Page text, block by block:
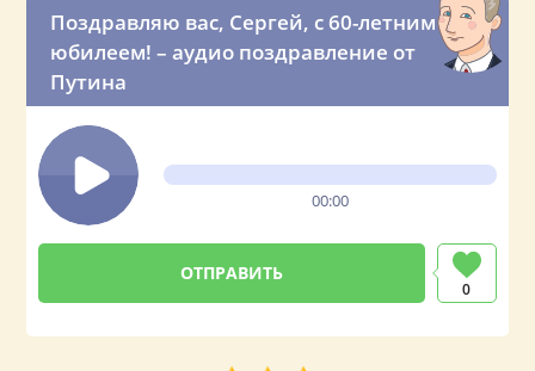
Поздравляю вас, Сергей, с 60-летним
юбилеем! – аудио поздравление от
Путина
00:00
0